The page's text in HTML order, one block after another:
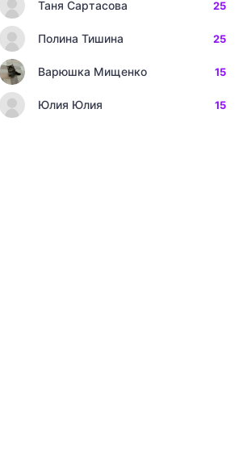
Таня Сартасова 25
Полина Тишина 25
Варюшка Мищенко 15
Юлия Юлия 15